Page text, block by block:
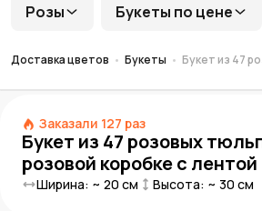
Розы Букеты по цене
Доставка цветов Букеты Букет из 47
Заказали 127 раз
Букет из 47 розовых
розовой коробке с лентой
Ширина: ~ 20 см Высота: ~ 30 см